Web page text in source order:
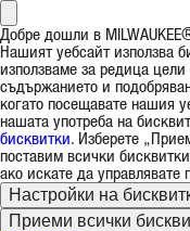
Добре дошли в
Нашият уебсайт използва
използваме за редица
съдържанието и
когато посещавате нашия
нашата употреба на
бисквитки. Изберете
поставим всички
ако искате да управлявате
Настройки на
Приеми всички